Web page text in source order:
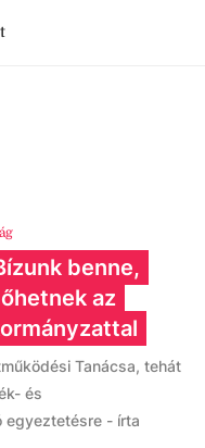
benne,
az
Tanácsa, tehát
és
egyeztetésre - írta